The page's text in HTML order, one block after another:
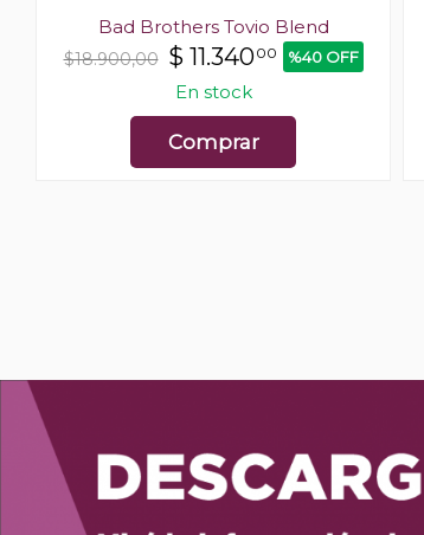
Bad Brothers Tovio Blend
$18.900,00 $ 11.34000 %40 OFF
En stock
Comprar